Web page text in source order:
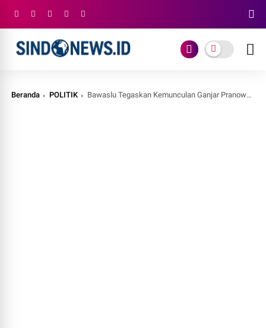
Beranda POLITIK Bawaslu Tegaskan Kemunculan Ganjar Pranowo pada Tayangan Adzan TV Bukan Kampanye